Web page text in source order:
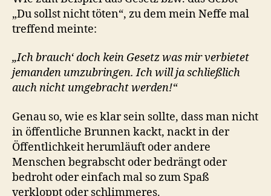
„Du sollst nicht töten“, zu dem mein Neffe mal
treffend meinte:
„Ich brauch‘ doch kein Gesetz was mir verbietet
jemanden umzubringen. Ich will ja schließlich
auch nicht umgebracht werden!“
Genau so, wie es klar sein sollte, dass man nicht
in öffentliche Brunnen kackt, nackt in der
Öffentlichkeit herumläuft oder andere
Menschen begrabscht oder bedrängt oder
bedroht oder einfach mal so zum Spaß
verkloppt oder schlimmeres.